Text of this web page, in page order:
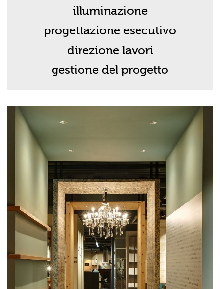
illuminazione
progettazione esecutivo
direzione lavori
gestione del progetto